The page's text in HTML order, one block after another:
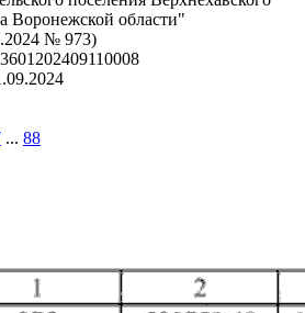
Воронежской области"
№ 973)
3601202409110008
... 88